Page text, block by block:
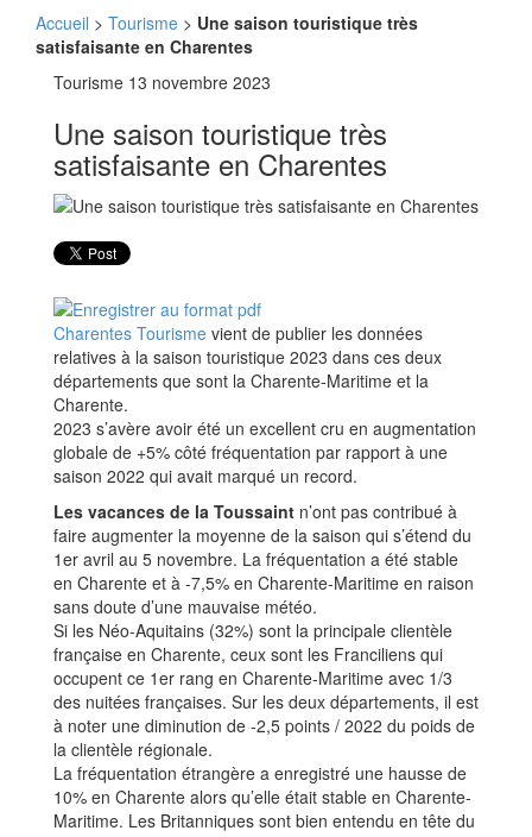
Accueil > Tourisme > Une saison touristique très
satisfaisante en Charentes
Tourisme 13 novembre 2023
Une saison touristique très
satisfaisante en Charentes
Charentes Tourisme vient de publier les données
relatives à la saison touristique 2023 dans ces deux
départements que sont la Charente-Maritime et la
Charente.
2023 s’avère avoir été un excellent cru en augmentation
globale de +5% côté fréquentation par rapport à une
saison 2022 qui avait marqué un record.
Les vacances de la Toussaint n’ont pas contribué à
faire augmenter la moyenne de la saison qui s’étend du
1er avril au 5 novembre. La fréquentation a été stable
en Charente et à -7,5% en Charente-Maritime en raison
sans doute d’une mauvaise météo.
Si les Néo-Aquitains (32%) sont la principale clientèle
française en Charente, ceux sont les Franciliens qui
occupent ce 1er rang en Charente-Maritime avec 1/3
des nuitées françaises. Sur les deux départements, il est
à noter une diminution de -2,5 points / 2022 du poids de
la clientèle régionale.
La fréquentation étrangère a enregistré une hausse de
10% en Charente alors qu’elle était stable en Charente-
Maritime. Les Britanniques sont bien entendu en tête du